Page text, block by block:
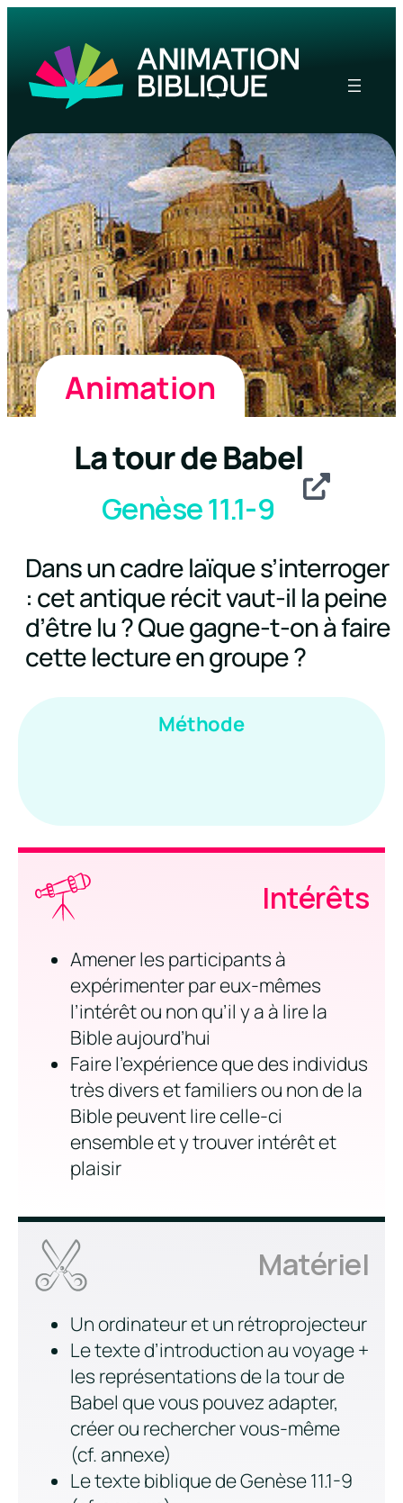
Animation
La tour de Babel
Genèse 11.1-9
Dans un cadre laïque s’interroger
: cet antique récit vaut-il la peine
d’être lu ? Que gagne-t-on à faire
cette lecture en groupe ?
Méthode
Intérêts
Amener les participants à
expérimenter par eux-mêmes
l’intérêt ou non qu’il y a à lire la
Bible aujourd’hui
Faire l’expérience que des individus
très divers et familiers ou non de la
Bible peuvent lire celle-ci
ensemble et y trouver intérêt et
plaisir
Matériel
Un ordinateur et un rétroprojecteur
Le texte d’introduction au voyage +
les représentations de la tour de
Babel que vous pouvez adapter,
créer ou rechercher vous-même
(cf. annexe)
Le texte biblique de Genèse 11.1-9